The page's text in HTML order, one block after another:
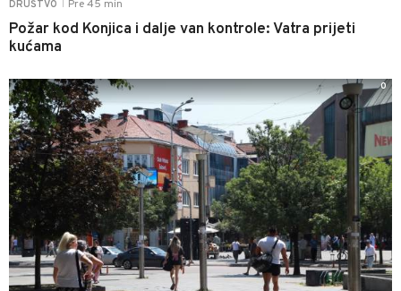
DRUŠTVO Pre 45 min
Požar kod Konjica i dalje van kontrole: Vatra prijeti
kućama
0